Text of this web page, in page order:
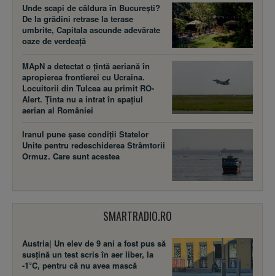
Unde scapi de căldura în București?
De la grădini retrase la terase
umbrite, Capitala ascunde adevărate
oaze de verdeață
MApN a detectat o țintă aeriană în
apropierea frontierei cu Ucraina.
Locuitorii din Tulcea au primit RO-
Alert. Ținta nu a intrat în spațiul
aerian al României
Iranul pune șase condiții Statelor
Unite pentru redeschiderea Strâmtorii
Ormuz. Care sunt acestea
SMARTRADIO.RO
Austria| Un elev de 9 ani a fost pus să
susţină un test scris în aer liber, la
-1°C, pentru că nu avea mască